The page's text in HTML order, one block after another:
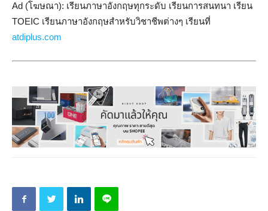
Ad (โฆษณา): เรียนภาษาอังกฤษทุกระดับ เรียนการสนทนา เรียน
TOEIC เรียนภาษาอังกฤษสำหรับวิชาชีพต่างๆ เรียนที่
atdiplus.com